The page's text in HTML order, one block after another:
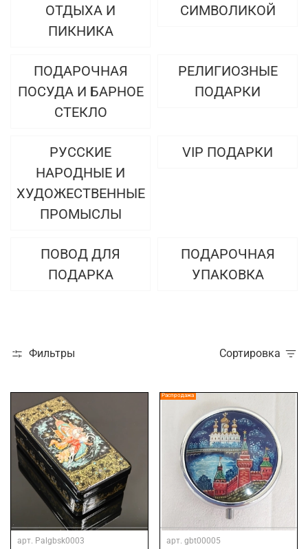
ОТДЫХА И
ПИКНИКА
СИМВОЛИКОЙ
ПОДАРОЧНАЯ
ПОСУДА И БАРНОЕ
СТЕКЛО
РЕЛИГИОЗНЫЕ
ПОДАРКИ
РУССКИЕ
НАРОДНЫЕ И
ХУДОЖЕСТВЕННЫЕ
ПРОМЫСЛЫ
VIP ПОДАРКИ
ПОВОД ДЛЯ
ПОДАРКА
ПОДАРОЧНАЯ
УПАКОВКА
Фильтры Сортировка
арт. Palgbsk0003
Распродажа
арт. gbt00005